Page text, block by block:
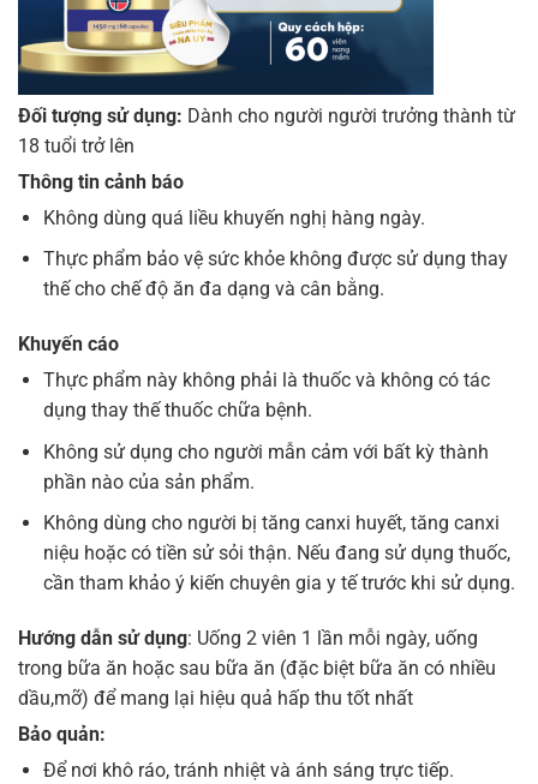
Đối tượng sử dụng: Dành cho người người trưởng thành từ
18 tuổi trở lên
Thông tin cảnh báo
Không dùng quá liều khuyến nghị hàng ngày.
Thực phẩm bảo vệ sức khỏe không được sử dụng thay
thế cho chế độ ăn đa dạng và cân bằng.
Khuyến cáo
Thực phẩm này không phải là thuốc và không có tác
dụng thay thế thuốc chữa bệnh.
Không sử dụng cho người mẫn cảm với bất kỳ thành
phần nào của sản phẩm.
Không dùng cho người bị tăng canxi huyết, tăng canxi
niệu hoặc có tiền sử sỏi thận. Nếu đang sử dụng thuốc,
cần tham khảo ý kiến chuyên gia y tế trước khi sử dụng.
Hướng dẫn sử dụng: Uống 2 viên 1 lần mỗi ngày, uống
trong bữa ăn hoặc sau bữa ăn (đặc biệt bữa ăn có nhiều
dầu,mỡ) để mang lại hiệu quả hấp thu tốt nhất
Bảo quản:
Để nơi khô ráo, tránh nhiệt và ánh sáng trực tiếp.